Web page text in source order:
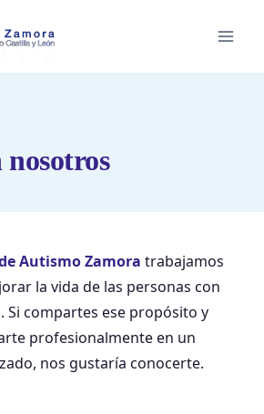
Autismo Zamora trabajamos
la vida de las personas con
Si compartes ese propósito y
profesionalmente en un
nos gustaría conocerte.